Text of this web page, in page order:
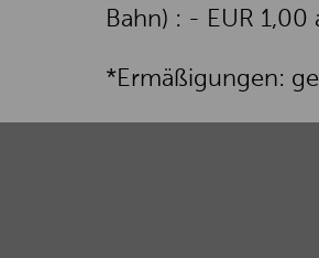
Bahn) : - EUR
*Ermäßigungen: